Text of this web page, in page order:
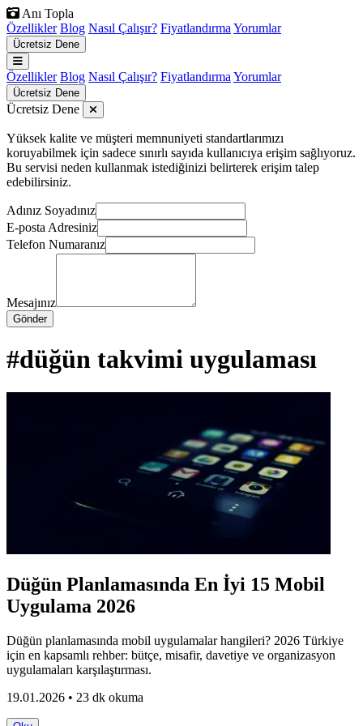
Anı Topla
Özellikler Blog Nasıl Çalışır? Fiyatlandırma Yorumlar
Ücretsiz Dene
Özellikler Blog Nasıl Çalışır? Fiyatlandırma Yorumlar
Ücretsiz Dene
Ücretsiz Dene
Yüksek kalite ve müşteri memnuniyeti standartlarımızı
koruyabilmek için sadece sınırlı sayıda kullanıcıya erişim sağlıyoruz.
Bu servisi neden kullanmak istediğinizi belirterek erişim talep
edebilirsiniz.
Adınız Soyadınız
E-posta Adresiniz
Telefon Numaranız
Mesajınız
Gönder
#düğün takvimi uygulaması
Düğün Planlamasında En İyi 15 Mobil
Uygulama 2026
Düğün planlamasında mobil uygulamalar hangileri? 2026 Türkiye
için en kapsamlı rehber: bütçe, misafir, davetiye ve organizasyon
uygulamaları karşılaştırması.
19.01.2026 • 23 dk okuma